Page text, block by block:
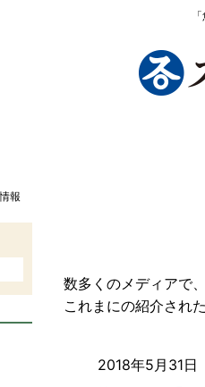
報
数多くのメディアで
これまにの紹介され
2018年5月31日